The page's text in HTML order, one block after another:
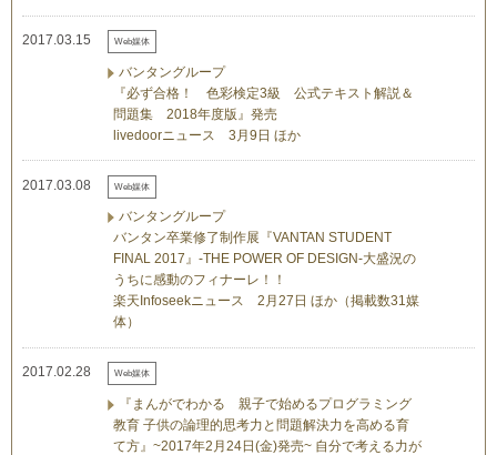
2017.03.15 Web媒体
バンタングループ
『必ず合格！ 色彩検定3級 公式テキスト解説＆
問題集 2018年度版』発売
livedoorニュース 3月9日 ほか
2017.03.08 Web媒体
バンタングループ
バンタン卒業修了制作展『VANTAN STUDENT
FINAL 2017』-THE POWER OF DESIGN-大盛況の
うちに感動のフィナーレ！！
楽天Infoseekニュース 2月27日 ほか（掲載数31媒
体）
2017.02.28 Web媒体
『まんがでわかる 親子で始めるプログラミング
教育 子供の論理的思考力と問題解決力を高める育
て方』~2017年2月24日(金)発売~ 自分で考える力が